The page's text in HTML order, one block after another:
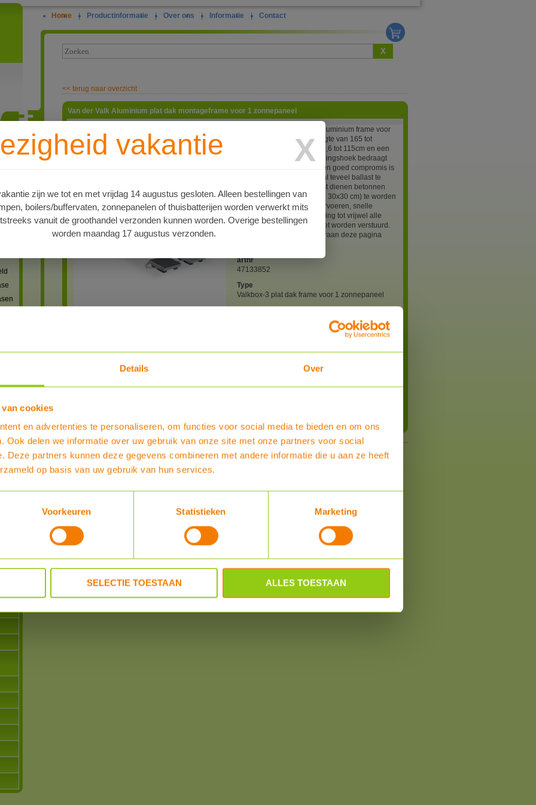
Details Over
cookies
en advertenties te personaliseren, om functies voor social media te bieden en om ons
Ook delen we informatie over uw gebruik van onze site met onze partners voor social
Deze partners kunnen deze gegevens combineren met andere informatie die u aan ze heeft
op basis van uw gebruik van hun services.
Voorkeuren Statistieken Marketing
SELECTIE TOESTAAN ALLES TOESTAAN
Home | Productinformatie | Over ons | Informatie | Contact
X
vakantie X
zijn we tot en met vrijdag 14 augustus gesloten. Alleen bestellingen van
boilers/buffervaten, zonnepanelen of thuisbatterijen worden verwerkt mits
vanuit de groothandel verzonden kunnen worden. Overige bestellingen
worden maandag 17 augustus verzonden.
<< terug naar overzicht
Van der Valk Aluminium plat dak montageframe voor 1 zonnepaneel
Eenvoudig maar degelijk aluminium frame voor
zonnepanelen met een lengte van 165 tot
210cm, een breedte van 92,6 tot 115cm en een
dikte van 28-50mm. De hellingshoek bedraagt
ongeveer 17 graden wat een goed compromis is
voor de opbrengst zonder al teveel ballast te
hoeven plaatsen. Als ballast dienen betonnen
tegels (bijv trottoirtegelsvan 30x30 cm) te worden
gebruikt. Gemakkelijk te vervoeren, snelle
montage. Kan, in tegenstelling tot vrijwel alle
andere systemen, als pakket worden verstuurd.
Zie de pdf bestanden onderaan deze pagina
artnr
47133852
Type
Valkbox-3 plat dak frame voor 1 zonnepaneel
Van der Valk Solar Systems (NL)
Reviews
SCHRIJF EEN REVIEW